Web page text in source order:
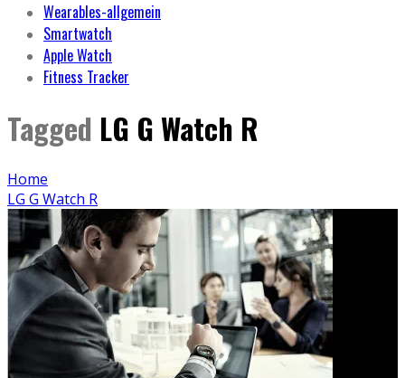
Wearables-allgemein
Smartwatch
Apple Watch
Fitness Tracker
Tagged LG G Watch R
Home
LG G Watch R